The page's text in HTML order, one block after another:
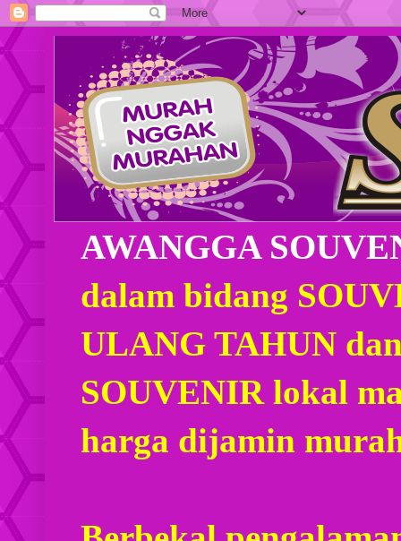
AWANGGA
dalam bidang
ULANG TAHUN
SOUVENIR lokal
harga dijamin